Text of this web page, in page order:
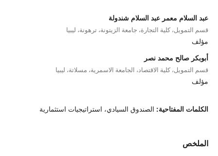
عبد السلام معمر عبد السلام شندولة
قسم التمويل، كلية التجارة، جامعة الزيتونة، ترهونة، ليبيا
مؤلف
أبوبكر صالح محمد نصر
قسم التمويل، كلية الاقتصاد، الجامعة الاسمرية، مسلاتة، ليبيا
مؤلف
الكلمات المفتاحية: الصندوق السيادي، استراتيجيات استثمارية
الملخص